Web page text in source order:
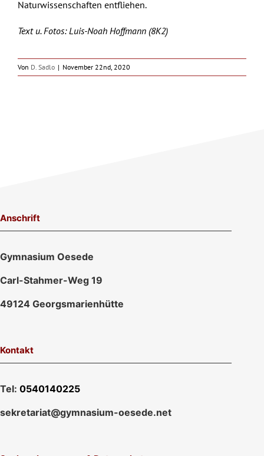
Naturwissenschaften entfliehen.
Text u. Fotos: Luis-Noah Hoffmann (8K2)
Von D. Sadlo | November 22nd, 2020
Anschrift
Gymnasium Oesede
Carl-Stahmer-Weg 19
49124 Georgsmarienhütte
Kontakt
Tel: 0540140225
sekretariat@gymnasium-oesede.net